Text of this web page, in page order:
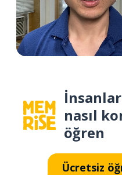
nasıl
öğren
Ücretsiz